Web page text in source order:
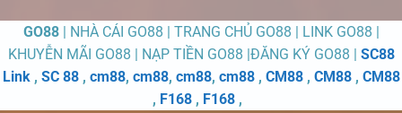
GO88| NHÀ CÁI GO88 | TRANG CHỦ GO88 | LINK GO88 |
KHUYỄN MÃI GO88 | NẠP TIỀN GO88 |ĐĂNG KÝ GO88 | SC88
Link, SC 88, cm88, cm88, cm88, cm88, CM88, CM88, CM88
, F168 , F168 ,